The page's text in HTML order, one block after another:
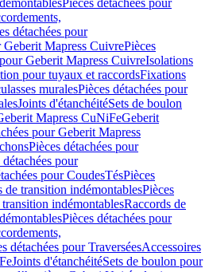
Pièces détachées pour
détachées pour
Geberit Mapress CuivrePièces
Geberit Mapress CuivreIsolations
pour tuyaux et raccordsFixations
muralesPièces détachées pour
Joints d'étanchéitéSets de boulon
Mapress CuNiFeGeberit
pour Geberit Mapress
Pièces détachées pour
détachées pour
pour CoudesTésPièces
de transition indémontablesPièces
indémontablesRaccords de
Pièces détachées pour
détachées pour TraverséesAccessoires
Joints d'étanchéitéSets de boulon pour